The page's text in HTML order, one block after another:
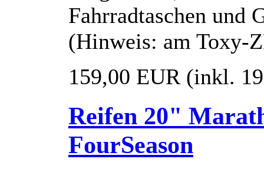
Fahrradtaschen und
(Hinweis: am Toxy-
159,00 EUR (inkl.
Reifen 20"
FourSeason